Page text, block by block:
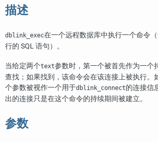
描述
dblink_exec在一个远程数据库中执行一个命令
行的 SQL 语句）。
当给定两个text参数时，第一个被首先作为一个
查找；如果找到，该命令会在该连接上被执行。
个参数被视作一个用于dblink_connect的连接信
出的连接只是在这个命令的持续期间被建立。
参数